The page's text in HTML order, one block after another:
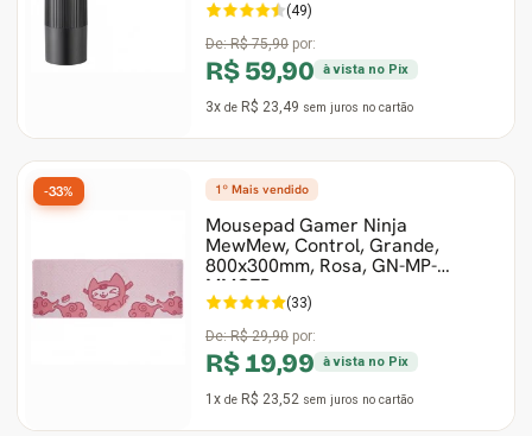
(49)
De:R$ 75,90 por:
R$ 59,90 à vista no Pix
3x de R$ 23,49 sem juros no cartão
1º Mais vendido
Mousepad Gamer Ninja
MewMew, Control, Grande,
800x300mm, Rosa, GN-MP-
MMCEP
(33)
De:R$ 29,90 por:
R$ 19,99 à vista no Pix
1x de R$ 23,52 sem juros no cartão
-33%